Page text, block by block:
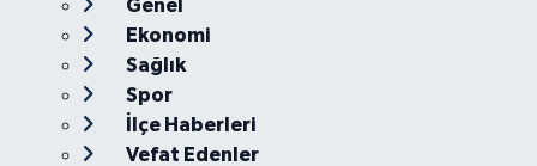
Genel
Ekonomi
Sağlık
Spor
İlçe Haberleri
Vefat Edenler